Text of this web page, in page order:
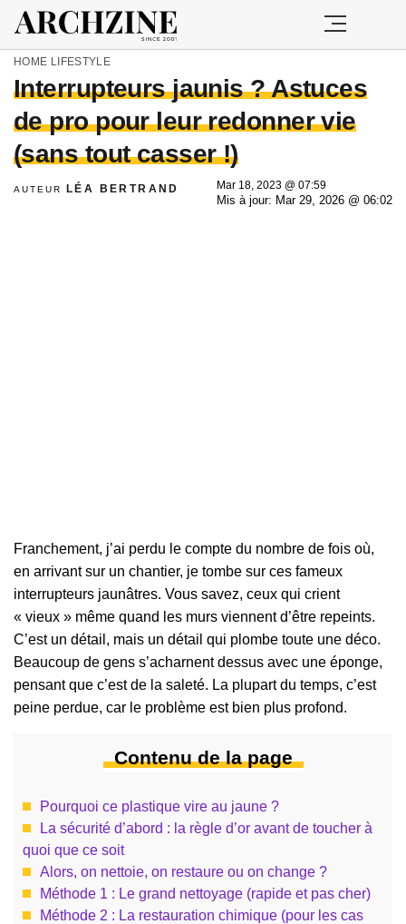
HOME LIFESTYLE
Interrupteurs jaunis ? Astuces
de pro pour leur redonner vie
(sans tout casser !)
AUTEUR LÉA BERTRAND
Mar 18, 2023 @ 07:59
Mis à jour: Mar 29, 2026 @ 06:02
Franchement, j’ai perdu le compte du nombre de fois où,
en arrivant sur un chantier, je tombe sur ces fameux
interrupteurs jaunâtres. Vous savez, ceux qui crient
« vieux » même quand les murs viennent d’être repeints.
C’est un détail, mais un détail qui plombe toute une déco.
Beaucoup de gens s’acharnent dessus avec une éponge,
pensant que c’est de la saleté. La plupart du temps, c’est
peine perdue, car le problème est bien plus profond.
Contenu de la page
Pourquoi ce plastique vire au jaune ?
La sécurité d’abord : la règle d’or avant de toucher à
quoi que ce soit
Alors, on nettoie, on restaure ou on change ?
Méthode 1 : Le grand nettoyage (rapide et pas cher)
Méthode 2 : La restauration chimique (pour les cas